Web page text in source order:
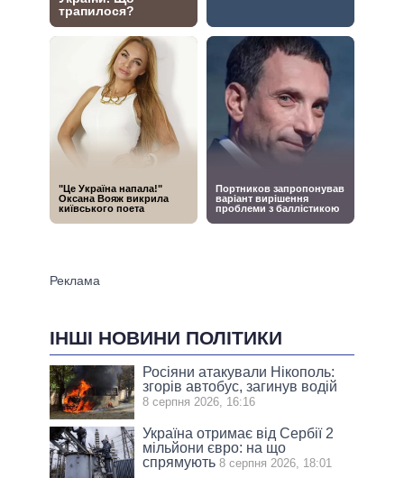
ІНШІ НОВИНИ ПОЛІТИКИ
Росіяни атакували Нікополь:
згорів автобус, загинув водій
8 серпня 2026, 16:16
Україна отримає від Сербії 2
мільйони євро: на що
спрямують 8 серпня 2026, 18:01